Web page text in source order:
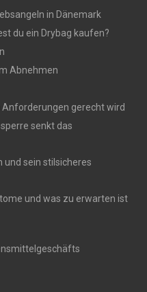
in Dänemark
du ein Drybag kaufen?
Abnehmen
Anforderungen gerecht wird
senkt das
und sein stilsicheres
und was zu erwarten ist